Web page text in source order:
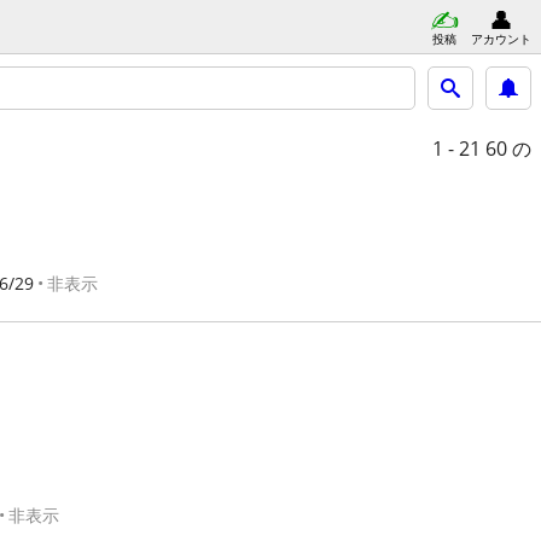
投稿 アカウント
1 - 21 60 の
6/29 非表示
非表示